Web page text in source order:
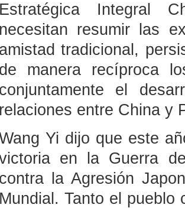
Estratégica Integral
necesitan resumir las
amistad tradicional,
de manera recíproca
conjuntamente el
relaciones entre China y
Yi dijo que este
en la Guerra
contra la Agresión
Mundial. Tanto el pueblo